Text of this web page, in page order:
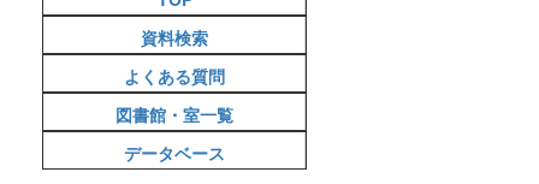
資料検索
よくある質問
図書館・室一覧
データベース